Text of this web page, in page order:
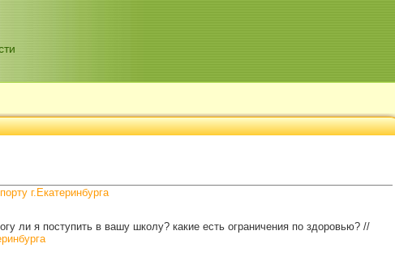
г.Екатеринбурга
ли я поступить в вашу школу? какие есть ограничения по здоровью? //